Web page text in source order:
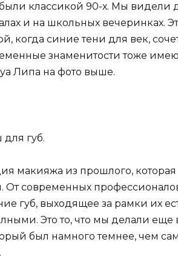
классикой 90-х. Мы видели
и на школьных вечеринках.
когда синие тени для век,
знаменитости тоже
Липа на фото выше.
губ.
макияжа из прошлого,
От современных
губ, выходящее за рамки их
Это то, что мы делали
был намного темнее, чем